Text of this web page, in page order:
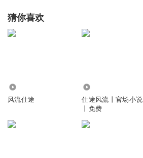
猜你喜欢
风流仕途
仕途风流丨官场小说
丨免费